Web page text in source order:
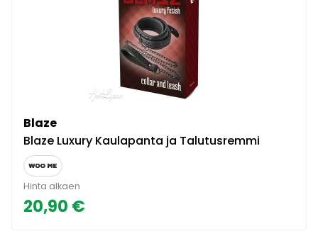
Blaze
Blaze Luxury Kaulapanta ja Talutusremmi
Hinta alkaen
20,90 €